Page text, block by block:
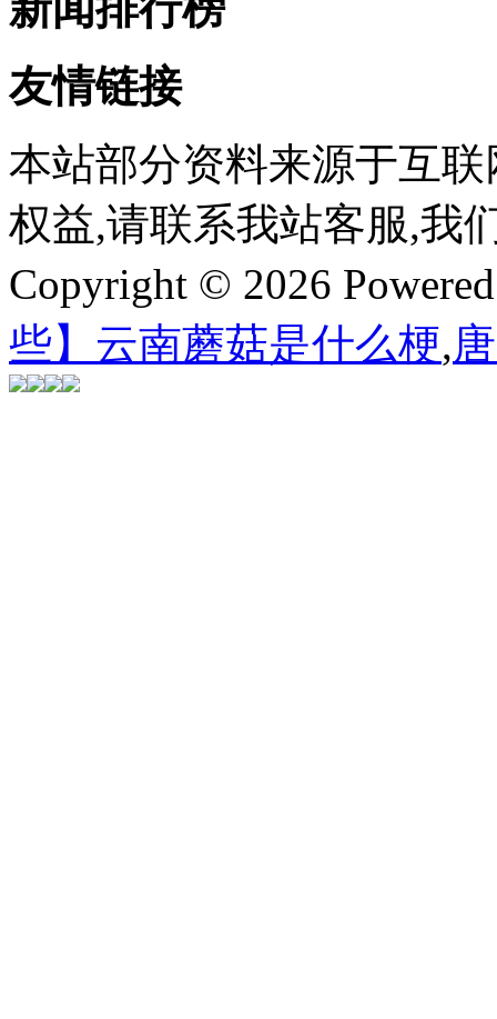
友情链接
本站部分资料来源于互
权益,请联系我站客服,我
Copyright © 2026
些】云南蘑菇是什么梗,